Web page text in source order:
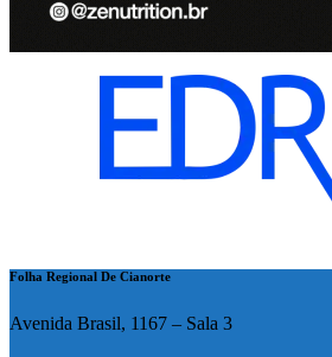
Folha Regional De Cianorte
Avenida Brasil, 1167 – Sala 3